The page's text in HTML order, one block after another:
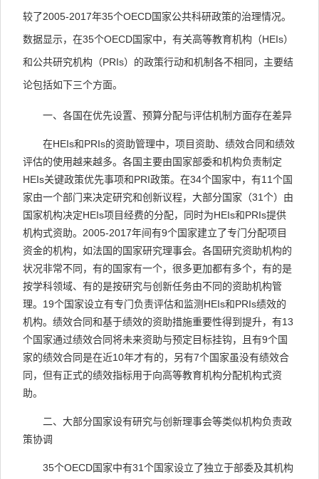
较了2005-2017年35个OECD国家公共科研政策的治理情况。
数据显示，在35个OECD国家中，有关高等教育机构（HEIs）
和公共研究机构（PRIs）的政策行动和机制各不相同，主要结
论包括如下三个方面。
一、各国在优先设置、预算分配与评估机制方面存在差异
在HEIs和PRIs的资助管理中，项目资助、绩效合同和绩效
评估的使用越来越多。各国主要由国家部委和机构负责制定
HEIs关键政策优先事项和PRI政策。在34个国家中，有11个国
家由一个部门来决定研究和创新议程，大部分国家（31个）由
国家机构决定HEIs项目经费的分配，同时为HEIs和PRIs提供
机构式资助。 2005-2017年间有9个国家建立了专门分配项目
资金的机构，如法国的国家研究理事会。各国研究资助机构的
状况非常不同，有的国家有一个，很多更加都有多个，有的是
按学科领域、有的是按研究与创新任务由不同的资助机构管
理。 19个国家设立有专门负责评估和监测 HEIs和PRIs绩效的
机构。绩效合同和基于绩效的资助措施重要性得到提升，有13
个国家通过绩效合同将未来资助与预定目标挂钩，且有9个国
家的绩效合同是在近10年才有的，另有7个国家虽没有绩效合
同，但有正式的绩效指标用于向高等教育机构分配机构式资
助。
二、大部分国家设有研究与创新理事会等类似机构负责政
策协调
35个OECD国家中有31个国家设立了独立于部委及其机构